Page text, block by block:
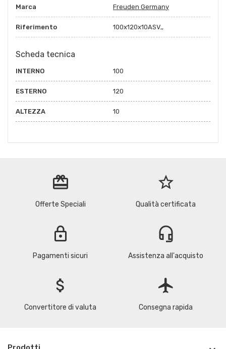
Marca Freuden Germany
Riferimento 100x120x10ASV,,
Scheda tecnica
INTERNO 100
ESTERNO 120
ALTEZZA 10
redeem
Offerte Speciali
star_border
Qualità certificata
lock
Pagamenti sicuri
headset_mic
Assistenza all'acquisto
attach_money
Convertitore di valuta
flight
Consegna rapida